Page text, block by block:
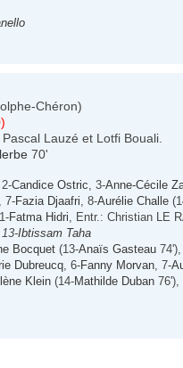
Chéron)
Lauzé et Lotfi Bouali.
70'
Candice Ostric , 3-Anne-Cécile
, 7-Fazia Djaafri , 8-Aurélie Challe
Fatma Hidri , Entr.: Christian LE
Ibtissam Taha
Bocquet (13-Anaïs Gasteau
Dubreucq , 6-Fanny Morvan , 7-
Klein (14-Mathilde Duban 76'),